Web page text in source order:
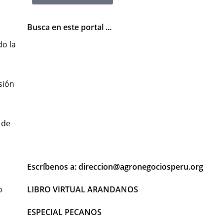
la
Busca en este portal ...
Escríbenos a: direccion@agronegociosperu.org
LIBRO VIRTUAL ARANDANOS
ESPECIAL PECANOS